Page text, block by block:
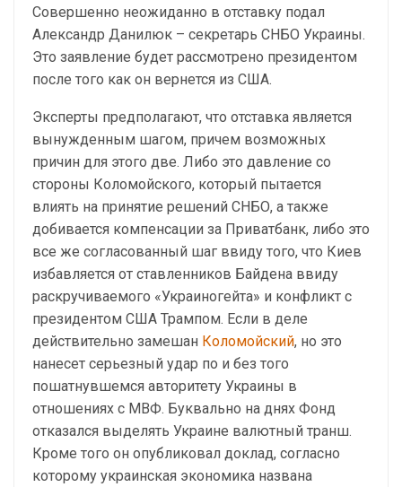
Совершенно неожиданно в отставку подал
Александр Данилюк – секретарь СНБО Украины.
Это заявление будет рассмотрено президентом
после того как он вернется из США.
Эксперты предполагают, что отставка является
вынужденным шагом, причем возможных
причин для этого две. Либо это давление со
стороны Коломойского, который пытается
влиять на принятие решений СНБО, а также
добивается компенсации за Приватбанк, либо это
все же согласованный шаг ввиду того, что Киев
избавляется от ставленников Байдена ввиду
раскручиваемого «Украиногейта» и конфликт с
президентом США Трампом. Если в деле
действительно замешан Коломойский, но это
нанесет серьезный удар по и без того
пошатнувшемся авторитету Украины в
отношениях с МВФ. Буквально на днях Фонд
отказался выделять Украине валютный транш.
Кроме того он опубликовал доклад, согласно
которому украинская экономика названа